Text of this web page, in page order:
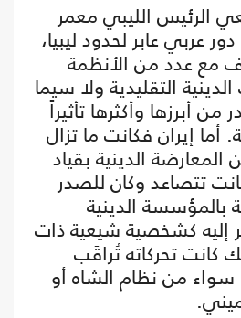
الرئيس الليبي معمر
عربي عابر لحدود ليبيا،
مع عدد من الأنظمة
التقليدية ولا سيما
أبرزها وأكثرها تأثيراً
أما إيران فكانت ما تزال
الدينية بقياد
تتصاعد وكان للصدر
بالمؤسسة الدينية
إليه كشخصية شيعية ذات
كانت تحركاته تُراقَب
سواء من نظام الشاه أو